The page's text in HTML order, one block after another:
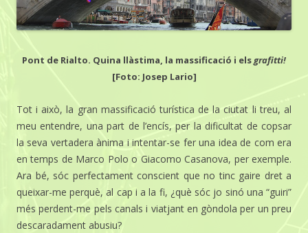
Pont de Rialto. Quina llàstima, la massificació i elsgrafitti!
[Foto: Josep Lario]
Tot i això, la gran massificació turística de la ciutat li treu, al
meu entendre, una part de l’encís, per la dificultat de copsar
la seva vertadera ànima i intentar-se fer una idea de com era
en temps de Marco Polo o Giacomo Casanova, per exemple.
Ara bé, sóc perfectament conscient que no tinc gaire dret a
queixar-me perquè, al cap i a la fi, ¿què sóc jo sinó una “guiri”
més perdent-me pels canals i viatjant en gòndola per un preu
descaradament abusiu?